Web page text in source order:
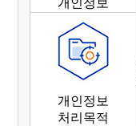
개인정보
개인정보
처리목적